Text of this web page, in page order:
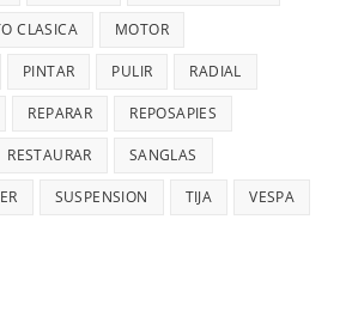
CLASICA MOTOR
PINTAR PULIR RADIAL
REPARAR REPOSAPIES
RESTAURAR SANGLAS
SUSPENSION TIJA VESPA